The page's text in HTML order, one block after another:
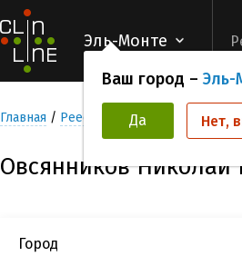
Эль-Монте
Ваш город – Эль-
Да Нет,
Главная Реестр Исследователей
Овсянников Николай
Город